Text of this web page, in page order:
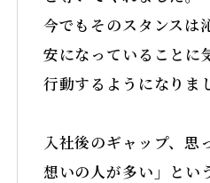
今でもそのスタンスは
安になっていることに
行動するようになりま
入社後のギャップ、思
想いの人が多い」とい